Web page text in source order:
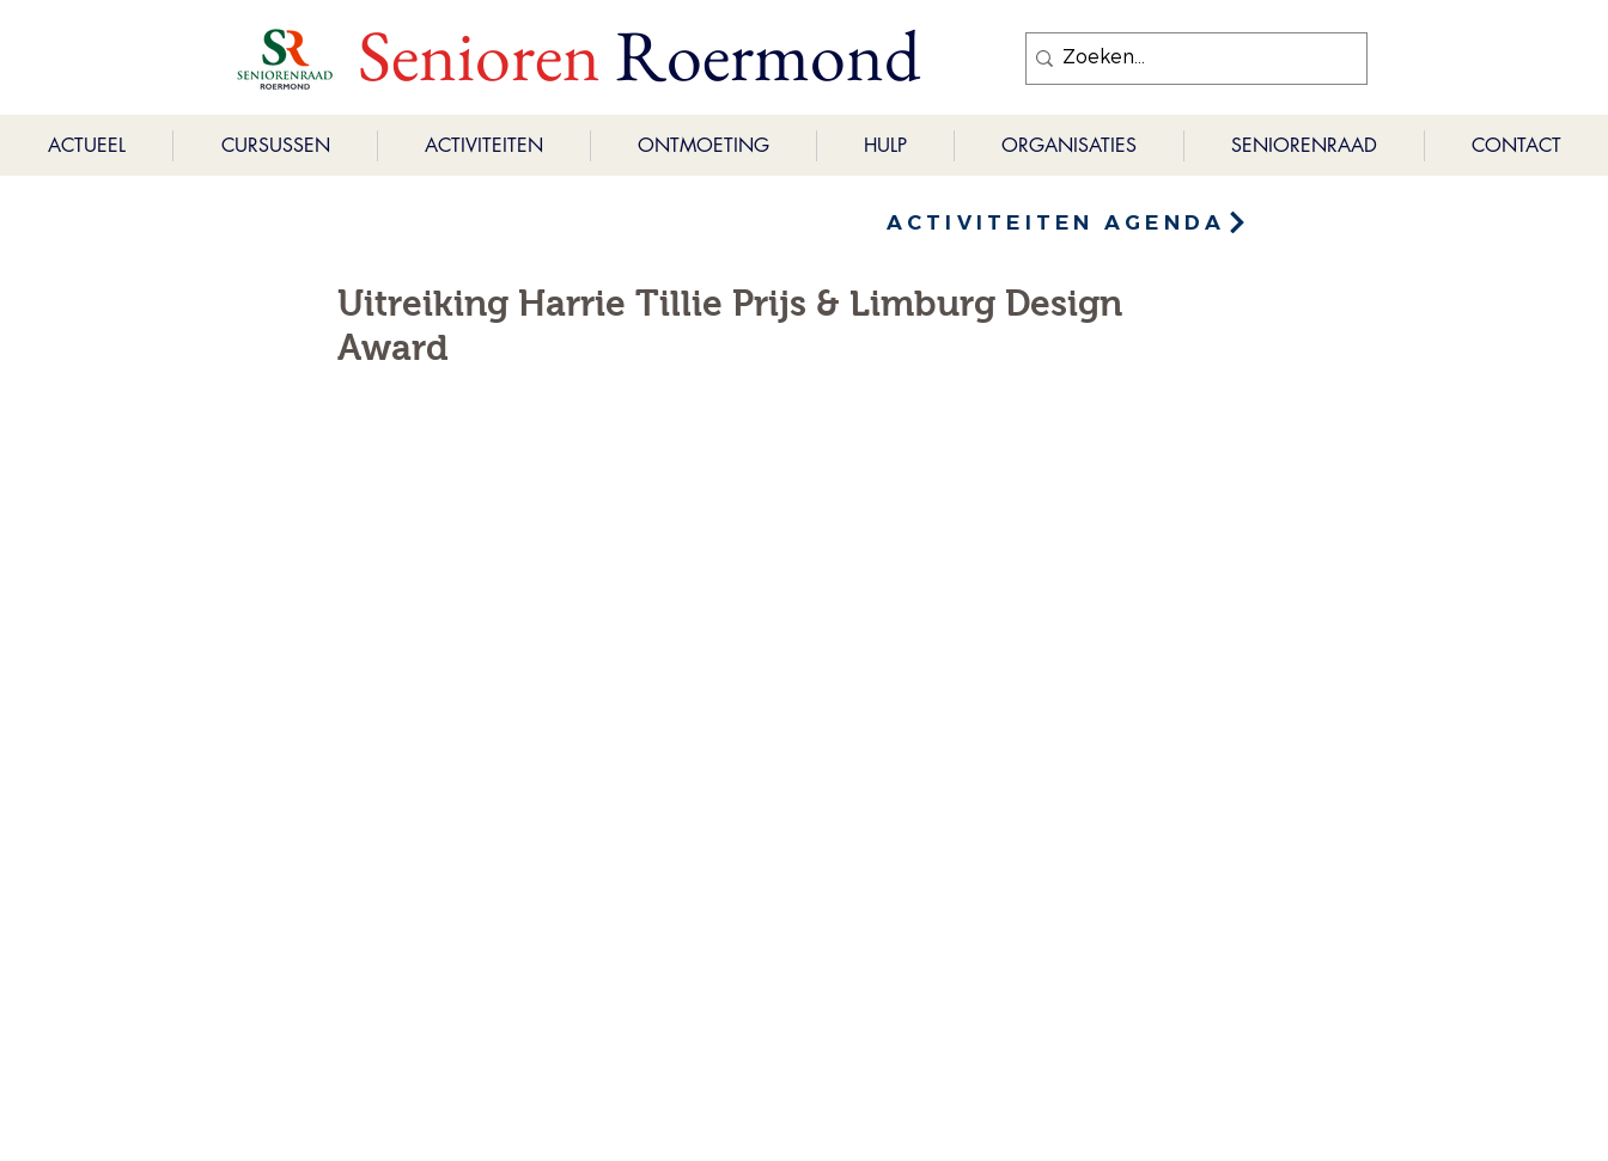
SeniorenRoermond
ACTUEEL CURSUSSEN ACTIVITEITEN ONTMOETING HULP ORGANISATIES SENIORENRAAD CONTACT
ACTIVITEITEN AGENDA
Uitreiking Harrie Tillie Prijs & Limburg Design
Award